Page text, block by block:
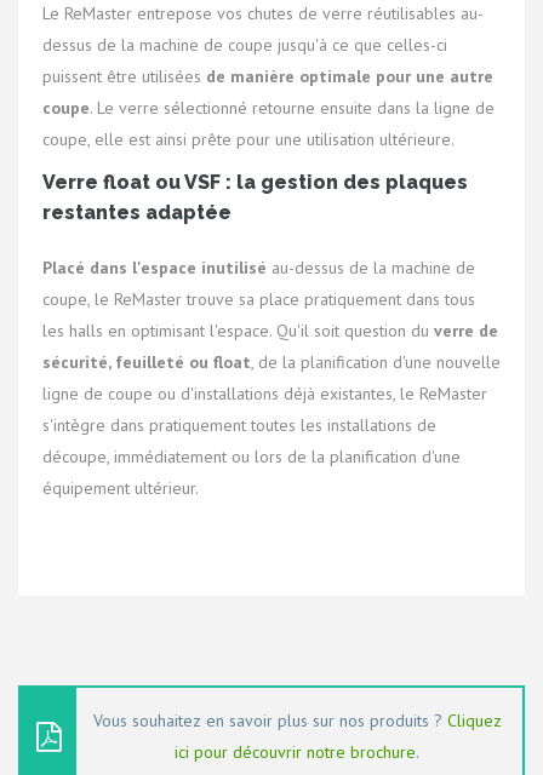
Le ReMaster entrepose vos chutes de verre réutilisables au-
dessus de la machine de coupe jusqu'à ce que celles-ci
puissent être utilisées de manière optimale pour une autre
coupe. Le verre sélectionné retourne ensuite dans la ligne de
coupe, elle est ainsi prête pour une utilisation ultérieure.
Verre float ou VSF : la gestion des plaques
restantes adaptée
Placé dans l'espace inutilisé au-dessus de la machine de
coupe, le ReMaster trouve sa place pratiquement dans tous
les halls en optimisant l'espace. Qu'il soit question du verre de
sécurité, feuilleté ou float, de la planification d'une nouvelle
ligne de coupe ou d'installations déjà existantes, le ReMaster
s'intègre dans pratiquement toutes les installations de
découpe, immédiatement ou lors de la planification d'une
équipement ultérieur.
Vous souhaitez en savoir plus sur nos produits ? Cliquez
ici pour découvrir notre brochure.